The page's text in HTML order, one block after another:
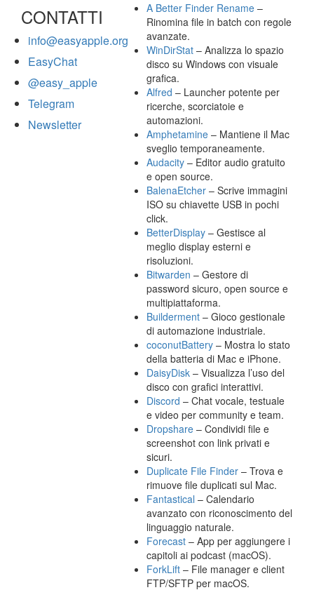
CONTATTI
info@easyapple.org
EasyChat
@easy_apple
Telegram
Newsletter
A Better Finder Rename –
Rinomina file in batch con regole
avanzate.
WinDirStat – Analizza lo spazio
disco su Windows con visuale
grafica.
Alfred – Launcher potente per
ricerche, scorciatoie e
automazioni.
Amphetamine – Mantiene il Mac
sveglio temporaneamente.
Audacity – Editor audio gratuito
e open source.
BalenaEtcher – Scrive immagini
ISO su chiavette USB in pochi
click.
BetterDisplay – Gestisce al
meglio display esterni e
risoluzioni.
Bitwarden – Gestore di
password sicuro, open source e
multipiattaforma.
Builderment – Gioco gestionale
di automazione industriale.
coconutBattery – Mostra lo stato
della batteria di Mac e iPhone.
DaisyDisk – Visualizza l’uso del
disco con grafici interattivi.
Discord – Chat vocale, testuale
e video per community e team.
Dropshare – Condividi file e
screenshot con link privati e
sicuri.
Duplicate File Finder – Trova e
rimuove file duplicati sul Mac.
Fantastical – Calendario
avanzato con riconoscimento del
linguaggio naturale.
Forecast – App per aggiungere i
capitoli ai podcast (macOS).
ForkLift – File manager e client
FTP/SFTP per macOS.